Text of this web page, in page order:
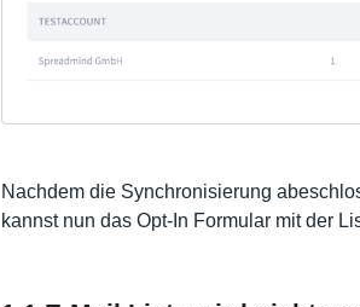
Nachdem die Synchronisierung
kannst nun das Opt-In Formular mit der